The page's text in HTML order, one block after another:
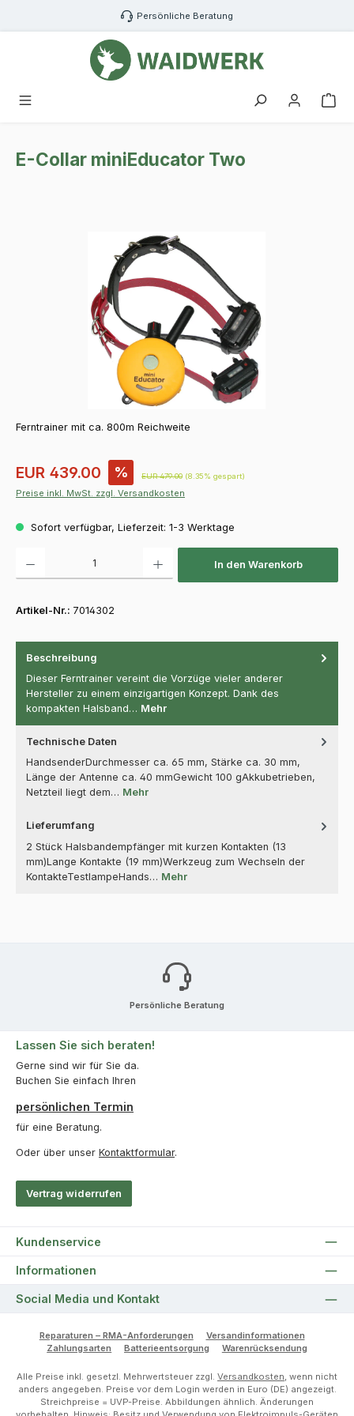
Zum Hauptinhalt springen Persönliche Beratung
E-Collar miniEducator Two
Bildergalerie überspringen
Ferntrainer mit ca. 800m Reichweite
Verkaufspreis:
EUR 439.00 % Regulärer Preis:
EUR 479.00 (8.35% gespart)
Preise inkl. MwSt. zzgl. Versandkosten
Sofort verfügbar, Lieferzeit: 1-3 Werktage
In den Warenkorb
Artikel-Nr.: 7014302
Beschreibung
Dieser Ferntrainer vereint die Vorzüge vieler anderer
Hersteller zu einem einzigartigen Konzept. Dank des
kompakten Halsband… Mehr
Technische Daten
HandsenderDurchmesser ca. 65 mm, Stärke ca. 30 mm,
Länge der Antenne ca. 40 mmGewicht 100 gAkkubetrieben,
Netzteil liegt dem… Mehr
Lieferumfang
2 Stück Halsbandempfänger mit kurzen Kontakten (13
mm)Lange Kontakte (19 mm)Werkzeug zum Wechseln der
KontakteTestlampeHands… Mehr
Persönliche Beratung
Lassen Sie sich beraten!
Gerne sind wir für Sie da.
Buchen Sie einfach Ihren
persönlichen Termin
für eine Beratung.
Oder über unser Kontaktformular.
Vertrag widerrufen
Kundenservice
Informationen
Social Media und Kontakt
Reparaturen – RMA-Anforderungen
Versandinformationen
Zahlungsarten
Batterieentsorgung Warenrücksendung
Alle Preise inkl. gesetzl. Mehrwertsteuer zzgl. Versandkosten, wenn nicht
anders angegeben. Preise vor dem Login werden in Euro (DE) angezeigt.
Streichpreise = UVP-Preise. Abbildungen ähnlich. Änderungen